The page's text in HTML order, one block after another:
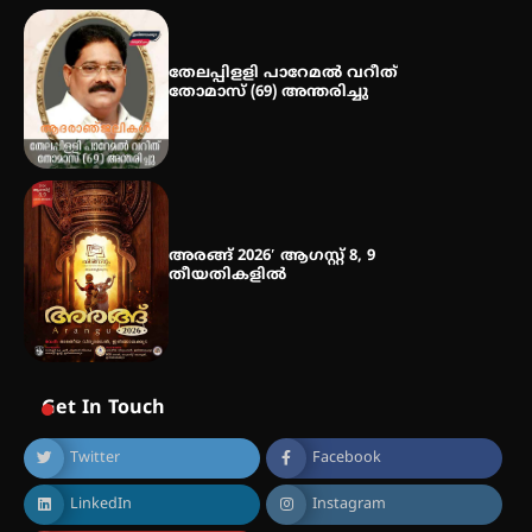
തേലപ്പിളളി പാറേമൽ വറീത്
തോമാസ് (69) അന്തരിച്ചു
അരങ്ങ് 2026′ ആഗസ്റ്റ് 8, 9
തീയതികളിൽ
Get In Touch
Twitter Facebook
LinkedIn Instagram